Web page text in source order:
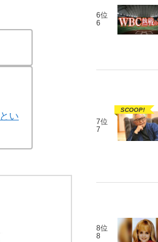
い
6位
6
7位
7
SCOOP!
8位
8